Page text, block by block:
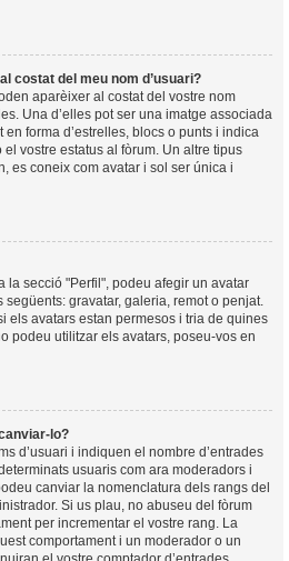
costat del meu nom d’usuari?
aparèixer al costat del vostre nom
Una d’elles pot ser una imatge associada
forma d’estrelles, blocs o punts i indica
vostre estatus al fòrum. Un altre tipus
es coneix com avatar i sol ser única i
la secció "Perfil", podeu afegir un avatar
gravatar, galeria, remot o penjat.
els avatars estan permesos i tria de quines
podeu utilitzar els avatars, poseu-vos en
lo?
d’usuari i indiquen el nombre d’entrades
usuaris com ara moderadors i
canviar la nomenclatura dels rangs del
Si us plau, no abuseu del fòrum
per incrementar el vostre rang. La
comportament i un moderador o un